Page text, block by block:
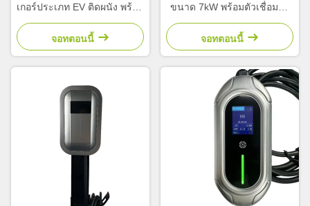
เกอร์ประเภท EV ติดผนัง พร้อม
การควบคุม APP มือถือสําหรับ
ใช้ในบ้าน
จอทตอนนี้
ขนาด 7kW พร้อมตัวเชื่อมต่อ
SAE J1772 Type 1 และ RFID
ควบคุมแอปสำหรับการชาร์จ
บ้านอัจฉริยะ
จอทตอนนี้